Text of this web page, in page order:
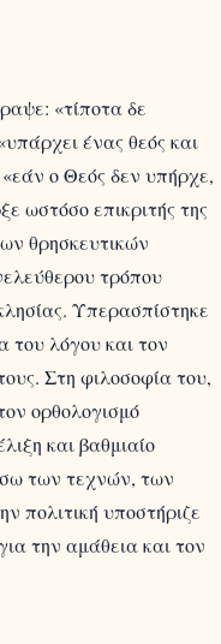
«τίποτα δε
ένας θεός και
«εάν ο Θεός δεν υπήρχε,
ωστόσο επικριτής της
θρησκευτικών
τρόπου
Υπερασπίστηκε
του λόγου και τον
Στη φιλοσοφία του,
ορθολογισμό
και βαθμιαίο
των τεχνών, των
πολιτική υποστήριζε
την αμάθεια και τον